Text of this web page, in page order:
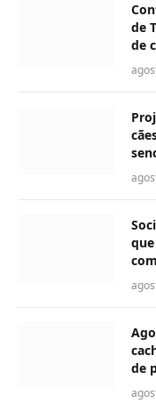
de
de
de